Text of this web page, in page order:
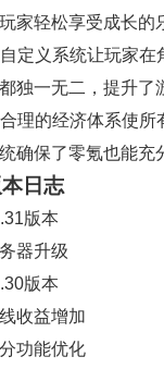
家轻松享受成长的
定义系统让玩家
独一无二，提升了
理的经济体系使所
确保了零氪也能充
日志
版本
器升级
版本
收益增加
功能优化